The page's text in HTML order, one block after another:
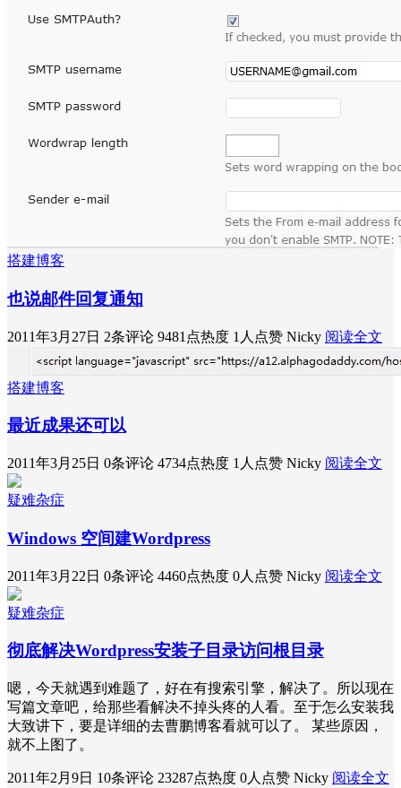
搭建博客
也说邮件回复通知
2011年3月27日 2条评论 9481点热度 1人点赞 Nicky 阅读全文
搭建博客
最近成果还可以
2011年3月25日 0条评论 4734点热度 1人点赞 Nicky 阅读全文
疑难杂症
Windows 空间建Wordpress
2011年3月22日 0条评论 4460点热度 0人点赞 Nicky 阅读全文
疑难杂症
彻底解决Wordpress安装子目录访问根目录
嗯，今天就遇到难题了，好在有搜索引擎，解决了。所以现在
写篇文章吧，给那些看解决不掉头疼的人看。至于怎么安装我
大致讲下，要是详细的去曹鹏博客看就可以了。 某些原因，
就不上图了。
2011年2月9日 10条评论 23287点热度 0人点赞 Nicky 阅读全文